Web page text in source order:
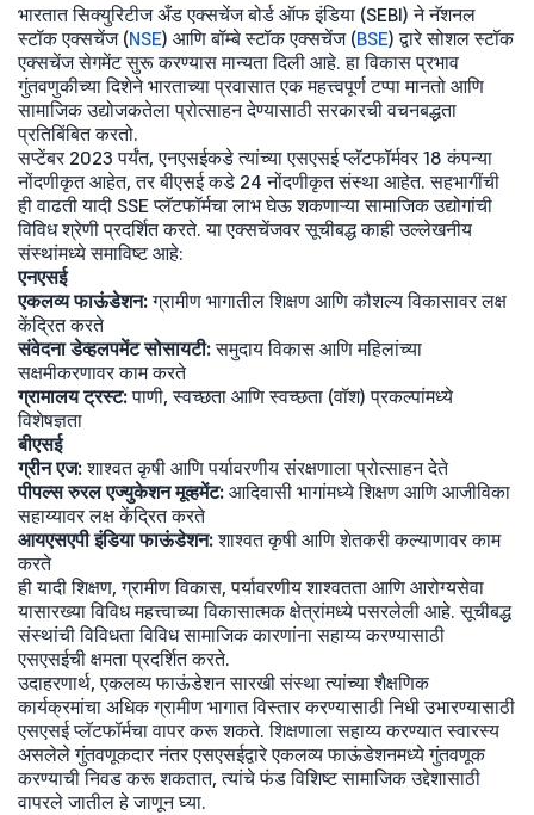
भारतात सिक्युरिटीज अँड एक्सचेंज बोर्ड ऑफ इंडिया (SEBI) ने नॅशनल
स्टॉक एक्सचेंज (NSE) आणि बॉम्बे स्टॉक एक्सचेंज (BSE) द्वारे सोशल स्टॉक
एक्सचेंज सेगमेंट सुरू करण्यास मान्यता दिली आहे. हा विकास प्रभाव
गुंतवणुकीच्या दिशेने भारताच्या प्रवासात एक महत्त्वपूर्ण टप्पा मानतो आणि
सामाजिक उद्योजकतेला प्रोत्साहन देण्यासाठी सरकारची वचनबद्धता
प्रतिबिंबित करतो.
सप्टेंबर 2023 पर्यंत, एनएसईकडे त्यांच्या एसएसई प्लॅटफॉर्मवर 18 कंपन्या
नोंदणीकृत आहेत, तर बीएसई कडे 24 नोंदणीकृत संस्था आहेत. सहभागींची
ही वाढती यादी SSE प्लॅटफॉर्मचा लाभ घेऊ शकणाऱ्या सामाजिक उद्योगांची
विविध श्रेणी प्रदर्शित करते. या एक्सचेंजवर सूचीबद्ध काही उल्लेखनीय
संस्थांमध्ये समाविष्ट आहे:
एनएसई
एकलव्य फाऊंडेशन:ग्रामीण भागातील शिक्षण आणि कौशल्य विकासावर लक्ष
केंद्रित करते
संवेदना डेव्हलपमेंट सोसायटी:समुदाय विकास आणि महिलांच्या
सक्षमीकरणावर काम करते
ग्रामालय ट्रस्ट:पाणी, स्वच्छता आणि स्वच्छता (वॉश) प्रकल्पांमध्ये
विशेषज्ञता
बीएसई
ग्रीन एज:शाश्वत कृषी आणि पर्यावरणीय संरक्षणाला प्रोत्साहन देते
पीपल्स रुरल एज्युकेशन मूव्हमेंट: आदिवासी भागांमध्ये शिक्षण आणि आजीविका
सहाय्यावर लक्ष केंद्रित करते
आयएसएपी इंडिया फाऊंडेशन:शाश्वत कृषी आणि शेतकरी कल्याणावर काम
करते
ही यादी शिक्षण, ग्रामीण विकास, पर्यावरणीय शाश्वतता आणि आरोग्यसेवा
यासारख्या विविध महत्त्वाच्या विकासात्मक क्षेत्रांमध्ये पसरलेली आहे. सूचीबद्ध
संस्थांची विविधता विविध सामाजिक कारणांना सहाय्य करण्यासाठी
एसएसईची क्षमता प्रदर्शित करते.
उदाहरणार्थ, एकलव्य फाऊंडेशन सारखी संस्था त्यांच्या शैक्षणिक
कार्यक्रमांचा अधिक ग्रामीण भागात विस्तार करण्यासाठी निधी उभारण्यासाठी
एसएसई प्लॅटफॉर्मचा वापर करू शकते. शिक्षणाला सहाय्य करण्यात स्वारस्य
असलेले गुंतवणूकदार नंतर एसएसईद्वारे एकलव्य फाऊंडेशनमध्ये गुंतवणूक
करण्याची निवड करू शकतात, त्यांचे फंड विशिष्ट सामाजिक उद्देशासाठी
वापरले जातील हे जाणून घ्या.